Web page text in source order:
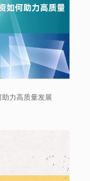
力高质量发展